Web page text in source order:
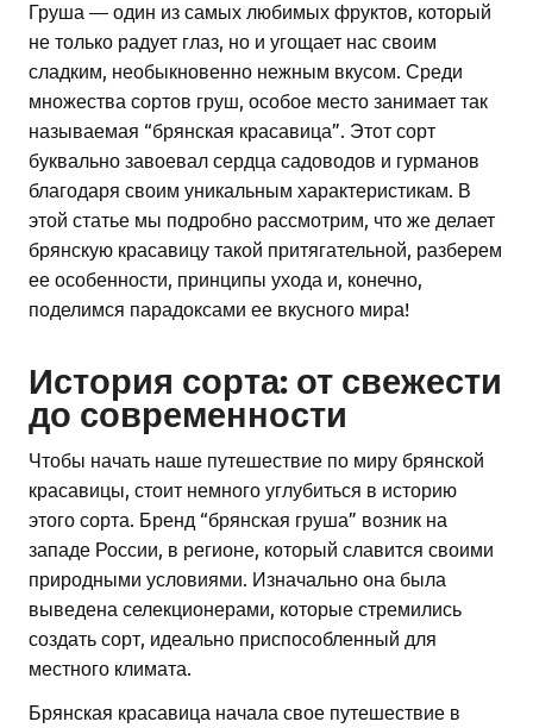
Груша — один из самых любимых фруктов, который
не только радует глаз, но и угощает нас своим
сладким, необыкновенно нежным вкусом. Среди
множества сортов груш, особое место занимает так
называемая “брянская красавица”. Этот сорт
буквально завоевал сердца садоводов и гурманов
благодаря своим уникальным характеристикам. В
этой статье мы подробно рассмотрим, что же делает
брянскую красавицу такой притягательной, разберем
ее особенности, принципы ухода и, конечно,
поделимся парадоксами ее вкусного мира!
История сорта: от свежести
до современности
Чтобы начать наше путешествие по миру брянской
красавицы, стоит немного углубиться в историю
этого сорта. Бренд “брянская груша” возник на
западе России, в регионе, который славится своими
природными условиями. Изначально она была
выведена селекционерами, которые стремились
создать сорт, идеально приспособленный для
местного климата.
Брянская красавица начала свое путешествие в